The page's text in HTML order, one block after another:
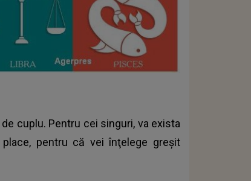
cuplu. Pentru cei singuri, va exista
pentru că vei înţelege greşit